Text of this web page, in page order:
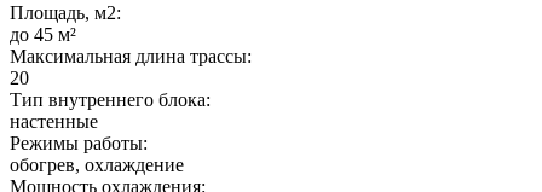
Площадь, м2:
до 45 м²
Максимальная длина трассы:
20
Тип внутреннего блока:
настенные
Режимы работы:
обогрев, охлаждение
Мощность охлаждения: